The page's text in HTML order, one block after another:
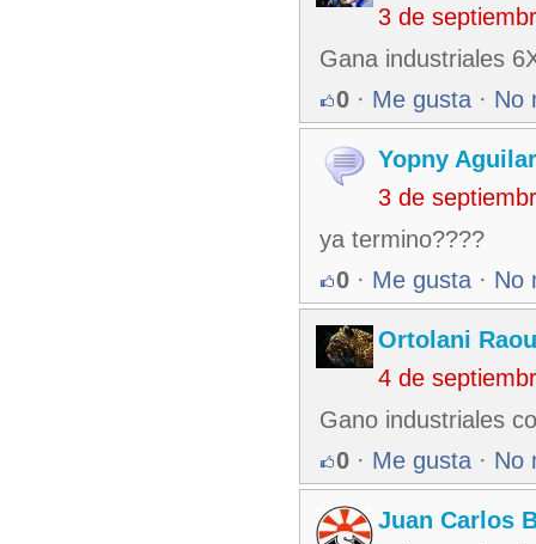
3 de
Gana industriales
0 · Me gusta · No
Yopny
3 de
ya termino????
0 · Me gusta · No
Ortolani
4 de
Gano industriales
0 · Me gusta · No
Juan Carlos